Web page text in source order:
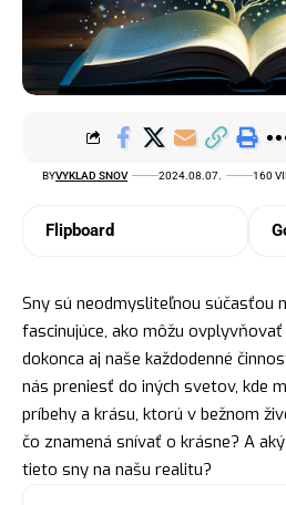
BYVYKLAD SNOV 2024.08.07. 160
Flipboard
Sny sú neodmysliteľnou súčasťou
fascinujúce, ako môžu
dokonca aj naše každodenné
nás preniesť do iných svetov, kde
príbehy a krásu, ktorú v bežnom
čo znamená snívať o krásne? A
tieto sny na našu realitu?